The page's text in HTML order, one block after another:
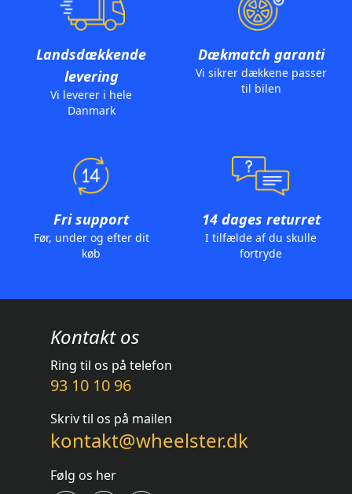
Landsdækkende
levering
Vi leverer i hele
Danmark
Dækmatch garanti
Vi sikrer dækkene passer
til bilen
Fri support
Før, under og efter dit
køb
14 dages returret
I tilfælde af du skulle
fortryde
Kontakt os
Ring til os på telefon
93 10 10 96
Skriv til os på mailen
kontakt@wheelster.dk
Følg os her